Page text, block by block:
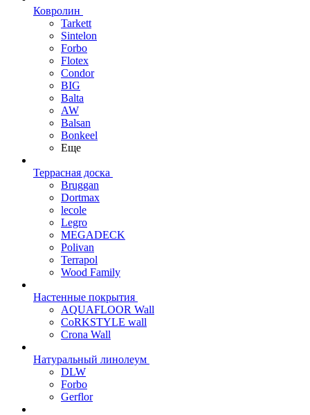
Ковролин
Tarkett
Sintelon
Forbo
Flotex
Condor
BIG
Balta
AW
Balsan
Bonkeel
Еще
Террасная доска
Bruggan
Dortmax
lecole
Legro
MEGADECK
Polivan
Terrapol
Wood Family
Настенные покрытия
AQUAFLOOR Wall
CoRKSTYLE wall
Crona Wall
Натуральный линолеум
DLW
Forbo
Gerflor